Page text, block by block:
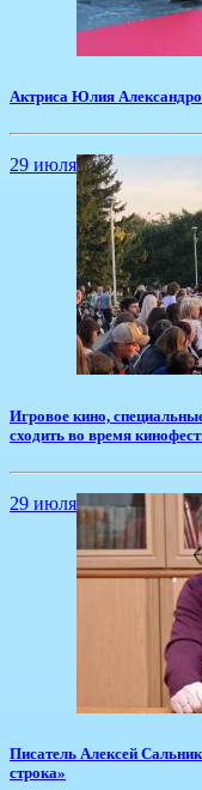
​Актриса Юлия
29 июля
​Игровое кино,
сходить во время
29 июля
​Писатель Алексей
строка»